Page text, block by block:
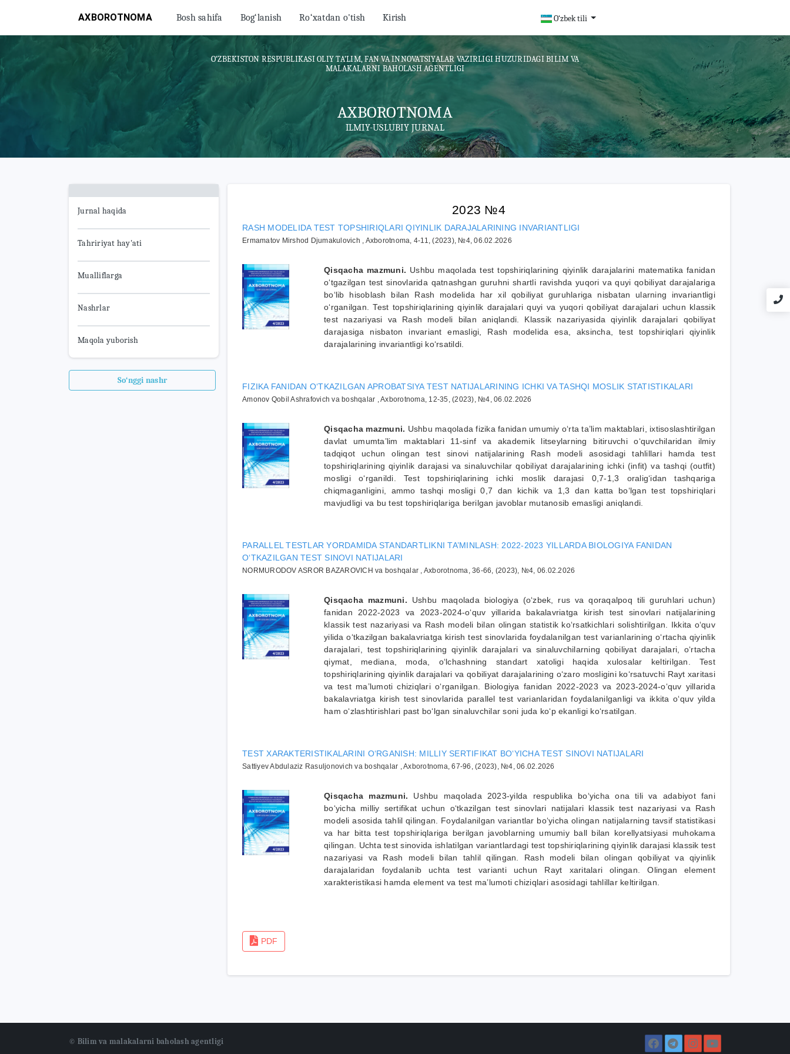
AXBOROTNOMA Bosh sahifa Bog‘lanish Ro‘xatdan o'tish Kirish O‘zbek tili
O‘ZBEKISTON RESPUBLIKASI OLIY TA’LIM, FAN VA INNOVATSIYALAR VAZIRLIGI HUZURIDAGI BILIM VA
MALAKALARNI BAHOLASH AGENTLIGI
AXBOROTNOMA
ILMIY-USLUBIY JURNAL
Jurnal haqida
Tahririyat hay'ati
Mualliflarga
Nashrlar
Maqola yuborish
So‘nggi nashr
2023 №4
RASH MODELIDA TEST TOPSHIRIQLARI QIYINLIK DARAJALARINING INVARIANTLIGI
Ermamatov Mirshod Djumakulovich , Axborotnoma, 4-11, (2023), №4, 06.02.2026
Qisqacha mazmuni. Ushbu maqolada test topshiriqlarining qiyinlik darajalarini matematika fanidan
o‘tgazilgan test sinovlarida qatnashgan guruhni shartli ravishda yuqori va quyi qobiliyat darajalariga
bo‘lib hisoblash bilan Rash modelida har xil qobiliyat guruhlariga nisbatan ularning invariantligi
o‘rganilgan. Test topshiriqlarining qiyinlik darajalari quyi va yuqori qobiliyat darajalari uchun klassik
test nazariyasi va Rash modeli bilan aniqlandi. Klassik nazariyasida qiyinlik darajalari qobiliyat
darajasiga nisbaton invariant emasligi, Rash modelida esa, aksincha, test topshiriqlari qiyinlik
darajalarining invariantligi ko‘rsatildi.
FIZIKA FANIDAN O‘TKAZILGAN APROBATSIYA TEST NATIJALARINING ICHKI VA TASHQI MOSLIK STATISTIKALARI
Amonov Qobil Ashrafovich va boshqalar , Axborotnoma, 12-35, (2023), №4, 06.02.2026
Qisqacha mazmuni. Ushbu maqolada fizika fanidan umumiy o‘rta ta’lim maktablari, ixtisoslashtirilgan
davlat umumta’lim maktablari 11-sinf va akademik litseylarning bitiruvchi o‘quvchilaridan ilmiy
tadqiqot uchun olingan test sinovi natijalarining Rash modeli asosidagi tahlillari hamda test
topshiriqlarining qiyinlik darajasi va sinaluvchilar qobiliyat darajalarining ichki (infit) va tashqi (outfit)
mosligi o‘rganildi. Test topshiriqlarining ichki moslik darajasi 0,7-1,3 oralig‘idan tashqariga
chiqmaganligini, ammo tashqi mosligi 0,7 dan kichik va 1,3 dan katta bo‘lgan test topshiriqlari
mavjudligi va bu test topshiriqlariga berilgan javoblar mutanosib emasligi aniqlandi.
PARALLEL TESTLAR YORDAMIDA STANDARTLIKNI TA’MINLASH: 2022-2023 YILLARDA BIOLOGIYA FANIDAN
O‘TKAZILGAN TEST SINOVI NATIJALARI
NORMURODOV ASROR BAZAROVICH va boshqalar , Axborotnoma, 36-66, (2023), №4, 06.02.2026
Qisqacha mazmuni. Ushbu maqolada biologiya (o‘zbek, rus va qoraqalpoq tili guruhlari uchun)
fanidan 2022-2023 va 2023-2024-o‘quv yillarida bakalavriatga kirish test sinovlari natijalarining
klassik test nazariyasi va Rash modeli bilan olingan statistik ko‘rsatkichlari solishtirilgan. Ikkita o‘quv
yilida o‘tkazilgan bakalavriatga kirish test sinovlarida foydalanilgan test varianlarining o‘rtacha qiyinlik
darajalari, test topshiriqlarining qiyinlik darajalari va sinaluvchilarning qobiliyat darajalari, o‘rtacha
qiymat, mediana, moda, o‘lchashning standart xatoligi haqida xulosalar keltirilgan. Test
topshiriqlarining qiyinlik darajalari va qobiliyat darajalarining o‘zaro mosligini ko‘rsatuvchi Rayt xaritasi
va test ma’lumoti chiziqlari o‘rganilgan. Biologiya fanidan 2022-2023 va 2023-2024-o‘quv yillarida
bakalavriatga kirish test sinovlarida parallel test varianlaridan foydalanilganligi va ikkita o‘quv yilda
ham o‘zlashtirishlari past bo‘lgan sinaluvchilar soni juda ko‘p ekanligi ko‘rsatilgan.
TEST XARAKTERISTIKALARINI O‘RGANISH: MILLIY SERTIFIKAT BO‘YICHA TEST SINOVI NATIJALARI
Sattiyev Abdulaziz Rasuljonovich va boshqalar , Axborotnoma, 67-96, (2023), №4, 06.02.2026
Qisqacha mazmuni. Ushbu maqolada 2023-yilda respublika boʻyicha ona tili va adabiyot fani
boʻyicha milliy sertifikat uchun oʻtkazilgan test sinovlari natijalari klassik test nazariyasi va Rash
modeli asosida tahlil qilingan. Foydalanilgan variantlar boʻyicha olingan natijalarning tavsif statistikasi
va har bitta test topshiriqlariga berilgan javoblarning umumiy ball bilan korellyatsiyasi muhokama
qilingan. Uchta test sinovida ishlatilgan variantlardagi test topshiriqlarining qiyinlik darajasi klassik test
nazariyasi va Rash modeli bilan tahlil qilingan. Rash modeli bilan olingan qobiliyat va qiyinlik
darajalaridan foydalanib uchta test varianti uchun Rayt xaritalari olingan. Olingan element
xarakteristikasi hamda element va test ma’lumoti chiziqlari asosidagi tahlillar keltirilgan.
PDF
© Bilim va malakalarni baholash agentligi